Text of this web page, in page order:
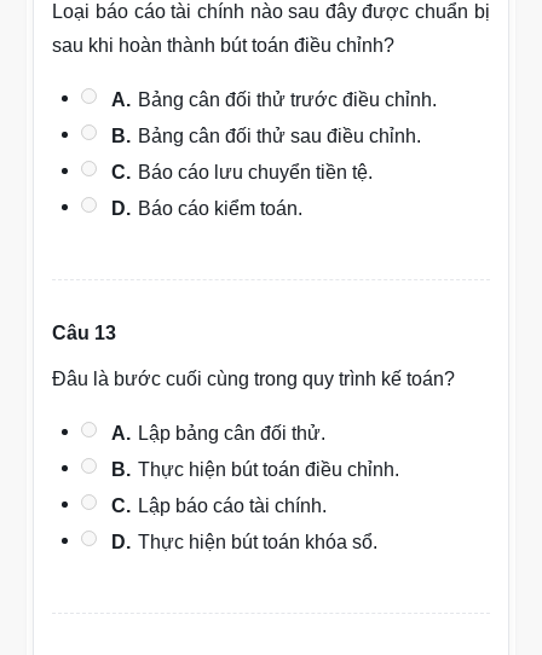
Loại báo cáo tài chính nào sau đây được chuẩn bị
sau khi hoàn thành bút toán điều chỉnh?
A. Bảng cân đối thử trước điều chỉnh.
B. Bảng cân đối thử sau điều chỉnh.
C. Báo cáo lưu chuyển tiền tệ.
D. Báo cáo kiểm toán.
Câu 13
Đâu là bước cuối cùng trong quy trình kế toán?
A. Lập bảng cân đối thử.
B. Thực hiện bút toán điều chỉnh.
C. Lập báo cáo tài chính.
D. Thực hiện bút toán khóa sổ.